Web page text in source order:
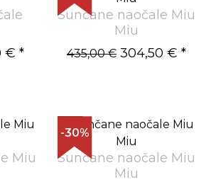
€ *
Sunčane naočale Miu
Miu
435,00 € 304,50 € *
Miu
-30%
Sunčane naočale Miu
Miu